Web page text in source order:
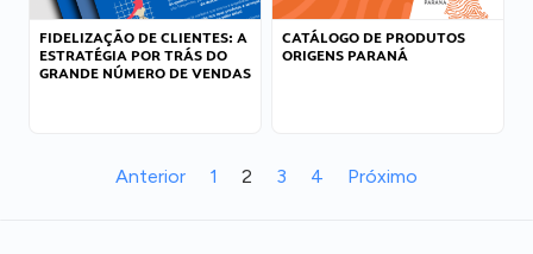
FIDELIZAÇÃO DE CLIENTES: A
ESTRATÉGIA POR TRÁS DO
GRANDE NÚMERO DE VENDAS
CATÁLOGO DE PRODUTOS
ORIGENS PARANÁ
Anterior 1 2 3 4 Próximo